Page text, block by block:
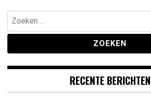
Zoeken
naar:
RECENTE BERICHTEN